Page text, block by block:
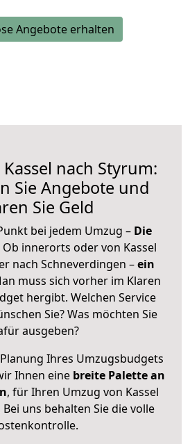
Angebote erhalten
nach Styrum:
Sie Angebote und
Sie Geld
bei jedem Umzug – Die
Ob innerorts oder von Kassel
nach Schneverdingen –ein
muss sich vorher im Klaren
hergibt. Welchen Service
Sie? Was möchten Sie
ausgeben?
Ihres Umzugsbudgets
Ihnen eine breite Palette an
, für Ihren Umzug von Kassel
uns behalten Sie die volle